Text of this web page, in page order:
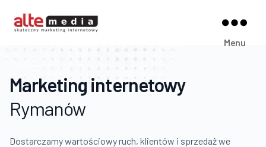
Menu
Marketing internetowy
Rymanów
Dostarczamy wartościowy ruch, klientów i sprzedaż we